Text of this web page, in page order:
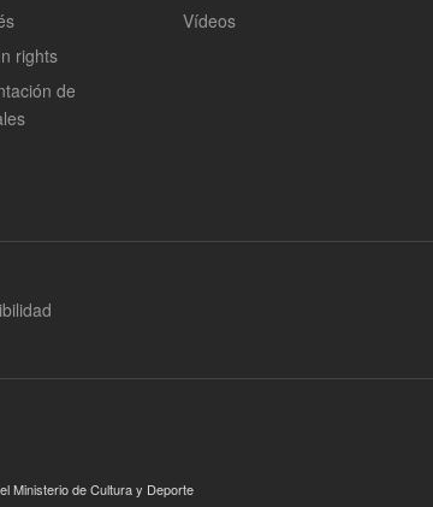
rights
de
Vídeos
Ministerio de Cultura y Deporte